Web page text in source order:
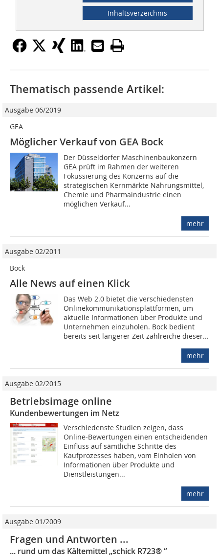
Inhaltsverzeichnis
Thematisch passende Artikel:
Ausgabe 06/2019
GEA
Möglicher Verkauf von GEA Bock
Der Düsseldorfer Maschinenbaukonzern
GEA prüft im Rahmen der weiteren
Fokussierung des Konzerns auf die
strategischen Kernmärkte Nahrungsmittel,
Chemie und Pharmaindustrie einen
möglichen Verkauf...
mehr
Ausgabe 02/2011
Bock
Alle News auf einen Klick
Das Web 2.0 bietet die verschiedensten
Onlinekommunikationsplattformen, um
aktuelle Informationen über Produkte und
Unternehmen einzuholen. Bock bedient
bereits seit längerer Zeit zahlreiche dieser...
mehr
Ausgabe 02/2015
Betriebsimage online
Kundenbewertungen im Netz
Verschiedenste Studien zeigen, dass
Online-Bewertungen einen entscheidenden
Einfluss auf sämtliche Schritte des
Kaufprozesses haben, vom Einholen von
Informationen über Produkte und
Dienstleistungen...
mehr
Ausgabe 01/2009
Fragen und Antworten ...
... rund um das Kältemittel „schick R723® “